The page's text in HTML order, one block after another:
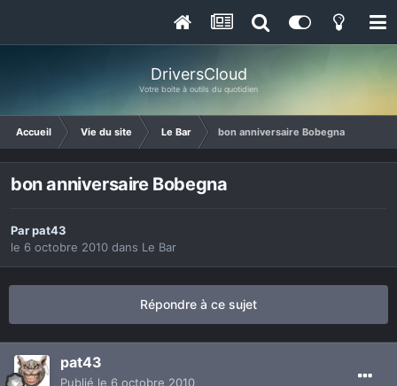
DriversCloud
Votre boite à outils du quotidien
Accueil Vie du site Le Bar bon anniversaire Bobegna
bon anniversaire Bobegna
Parpat43
le 6 octobre 2010 dans Le Bar
Répondre à ce sujet
pat43
Publié le 6 octobre 2010